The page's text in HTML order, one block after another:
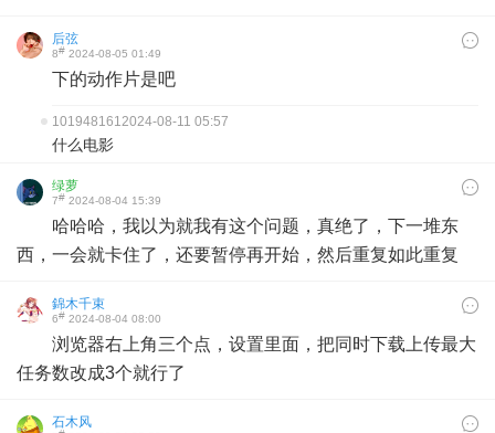
后弦
8# 2024-08-05 01:49
下的动作片是吧
1019481612024-08-11 05:57
什么电影
绿萝
7# 2024-08-04 15:39
哈哈哈，我以为就我有这个问题，真绝了，下一堆东
西，一会就卡住了，还要暂停再开始，然后重复如此重复
錦木千束
6# 2024-08-04 08:00
浏览器右上角三个点，设置里面，把同时下载上传最大
任务数改成3个就行了
石木风